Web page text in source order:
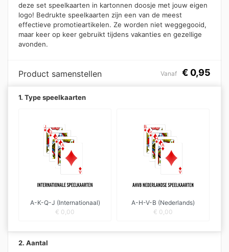
deze set speelkaarten in kartonnen doosje met jouw eigen
logo! Bedrukte speelkaarten zijn een van de meest
effectieve promotieartikelen. Ze worden niet weggegooid,
maar keer op keer gebruikt tijdens vakanties en gezellige
avonden.
Product samenstellen Vanaf € 0,95
1. Type speelkaarten
A-K-Q-J (Internationaal)
€ 0,00
A-H-V-B (Nederlands)
€ 0,00
2. Aantal